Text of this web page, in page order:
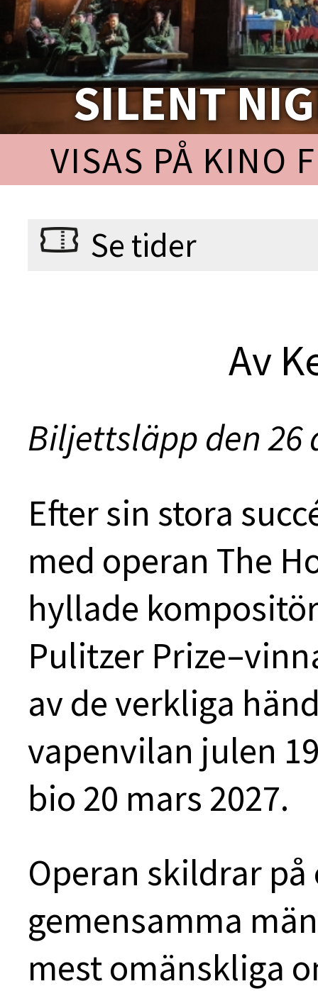
SILENT
VISAS PÅ KINO
Se tider
Av
Biljettsläpp den 26
Efter sin stora
med operan The
hyllade
Pulitzer
av de verkliga
vapenvilan julen
bio 20 mars 2027.
Operan skildrar
gemensamma
mest omänskliga